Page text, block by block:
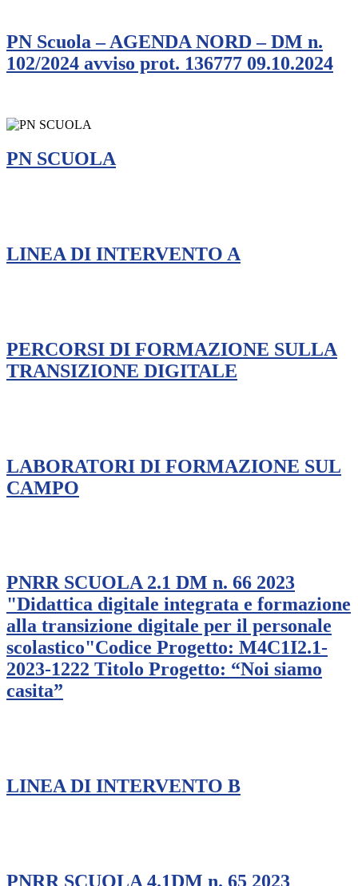
PN Scuola – AGENDA NORD – DM n.
102/2024 avviso prot. 136777 09.10.2024
PN SCUOLA
LINEA DI INTERVENTO A
PERCORSI DI FORMAZIONE SULLA
TRANSIZIONE DIGITALE
LABORATORI DI FORMAZIONE SUL
CAMPO
PNRR SCUOLA 2.1 DM n. 66 2023
"Didattica digitale integrata e formazione
alla transizione digitale per il personale
scolastico"Codice Progetto: M4C1I2.1-
2023-1222 Titolo Progetto: “Noi siamo
casita”
LINEA DI INTERVENTO B
PNRR SCUOLA 4.1DM n. 65 2023